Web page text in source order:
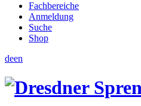
Fachbereiche
Anmeldung
Suche
Shop
deen